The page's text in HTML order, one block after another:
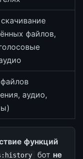
файлов,
аудио,
функций
бот не